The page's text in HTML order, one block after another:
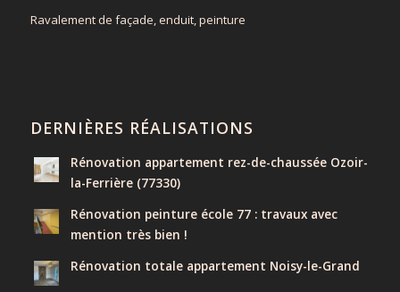
Ravalement de façade, enduit, peinture
DERNIÈRES RÉALISATIONS
Rénovation appartement rez-de-chaussée Ozoir-
la-Ferrière (77330)
Rénovation peinture école 77 : travaux avec
mention très bien !
Rénovation totale appartement Noisy-le-Grand